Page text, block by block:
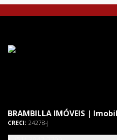
BRAMBILLA IMÓVEIS |
CRECI: 24278-J